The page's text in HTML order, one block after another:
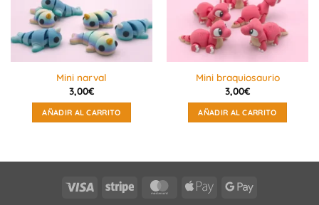
Mini narval
3,00€
AÑADIR AL CARRITO
Mini braquiosaurio
3,00€
AÑADIR AL CARRITO
Visa Stripe MasterCard
Apple
Google